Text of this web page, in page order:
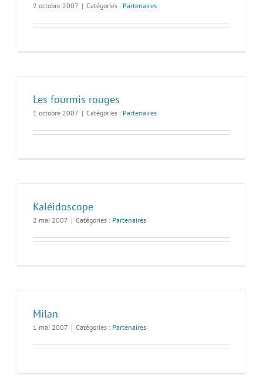
2 octobre 2007 | Catégories : Partenaires
Les fourmis rouges
1 octobre 2007 | Catégories : Partenaires
Kaléidoscope
2 mai 2007 | Catégories : Partenaires
Milan
1 mai 2007 | Catégories : Partenaires